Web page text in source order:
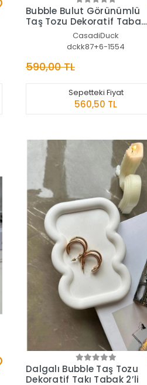
Sepete Ekle
Bubble Bulut Görünümlü
Taş Tozu Dekoratif Tabak
CasadiDuck
dckk87+6-1554
590,00 TL
Sepetteki Fiyat
560,50 TL
Sepete Ekle
Dalgalı Bubble Taş Tozu
Dekoratif Takı Tabak 2’li